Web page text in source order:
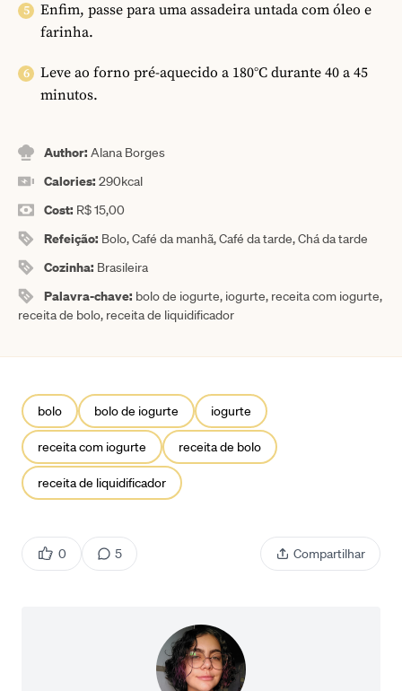
Enfim, passe para uma assadeira untada com óleo e
farinha.
Leve ao forno pré-aquecido a 180°C durante 40 a 45
minutos.
Author:Alana Borges
Calories:290kcal
Cost: R$ 15,00
Refeição: Bolo, Café da manhã, Café da tarde, Chá da tarde
Cozinha: Brasileira
Palavra-chave: bolo de iogurte, iogurte, receita com iogurte,
receita de bolo, receita de liquidificador
bolo bolo de iogurte iogurte
receita com iogurte receita de bolo
receita de liquidificador
0 5 Compartilhar